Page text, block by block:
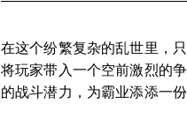
在这个纷繁复杂的乱世里，
将玩家带入一个空前激烈的
的战斗潜力，为霸业添添一